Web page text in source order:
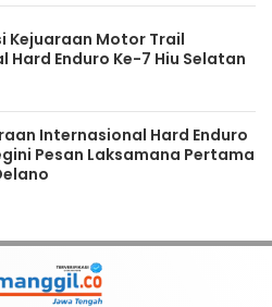
Kejuaraan Motor Trail
Hard Enduro Ke-7 Hiu Selatan
Internasional Hard Enduro
Pesan Laksamana Pertama